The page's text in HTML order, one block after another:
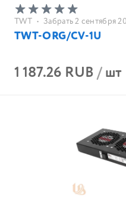
TWT • Забрать 2 сентября
TWT-ORG/CV-1U
1 187.26 RUB/шт